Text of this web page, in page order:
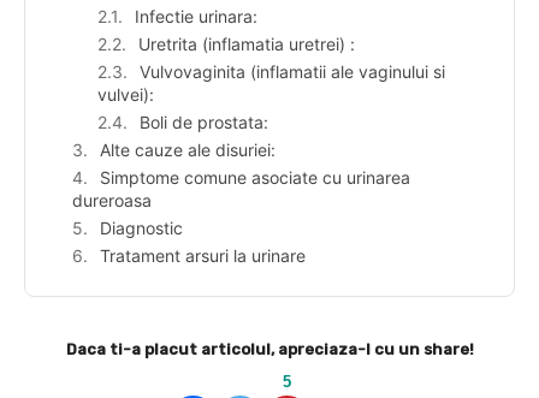
Infectie urinara:
Uretrita (inflamatia uretrei) :
Vulvovaginita (inflamatii ale vaginului si
vulvei):
Boli de prostata:
Alte cauze ale disuriei:
Simptome comune asociate cu urinarea
dureroasa
Diagnostic
Tratament arsuri la urinare
Daca ti-a placut articolul, apreciaza-l cu un share!
5